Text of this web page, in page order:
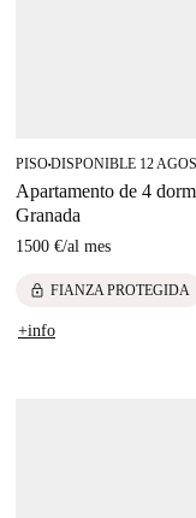
PISO■DISPONIBLE 12
Apartamento de 4
Granada
1500 €/al mes
lock FIANZA PROTEGIDA
+info